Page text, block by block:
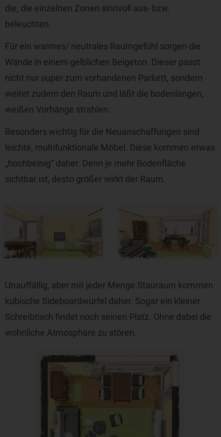
die, die einzelnen Zonen sinnvoll aus- bzw.
beleuchten.
Für ein warmes/ neutrales Raumgefühl sorgen die
Wände in einem gelblichen Beigeton. Dieser passt
nicht nur super zum vorhandenen Parkett, sondern
weitet zudem den Raum und läßt die bodenlangen,
weißen Vorhänge strahlen.
Besonders wichtig für die Neuanschaffungen sind
leichte, multifunktionale Möbel. Diese kommen etwas
„hochbeinig“ daher. Denn je mehr Bodenfläche
sichtbar ist, desto größer wirkt der Raum.
Unauffällig, aber mit jeder Menge Stauraum kommen
kubische Sideboardwürfel daher. Sogar ein kleiner
Schreibtisch findet noch seinen Platz. Ohne dabei die
wohnliche Atmosphäre zu stören.